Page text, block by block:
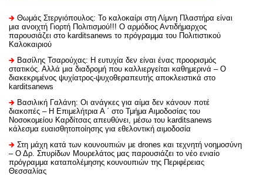
Θωμάς Στεργιόπουλος: Το καλοκαίρι στη Λίμνη Πλαστήρα είναι
μια ανοιχτή Γιορτή Πολιτισμού!!! Ο αρμόδιος Αντιδήμαρχος
παρουσιάζει στο karditsanews το πρόγραμμα του Πολιτιστικού
Καλοκαιριού
Βασίλης Τσαρούχας: Η ευτυχία δεν είναι ένας προορισμός
στατικός. Αλλά μια διαδρομή που καλλιεργείται καθημερινά – Ο
διακεκριμένος ψυχίατρος-ψυχοθεραπευτής αποκλειστικά στο
karditsanews
Βασιλική Γαλάνη: Οι ανάγκες για αίμα δεν κάνουν ποτέ
διακοπές – Η Επιμελήτρια Α ΄ στο Τμήμα Αιμοδοσίας του
Νοσοκομείου Καρδίτσας απευθύνει, μέσω του karditsanews
κάλεσμα ευαισθητοποίησης για εθελοντική αιμοδοσία
Στη μάχη κατά των κουνουπιών με drones και τεχνητή νοημοσύνη
– Ο Δρ. Σπυρίδων Μουρελάτος μας παρουσιάζει το νέο ενιαίο
πρόγραμμα καταπολέμησης κουνουπιών της Περιφέρειας
Θεσσαλίας